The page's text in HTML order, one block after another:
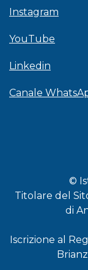
Instagram
YouTube
Linkedin
Canale
©
Titolare del
di
Iscrizione al